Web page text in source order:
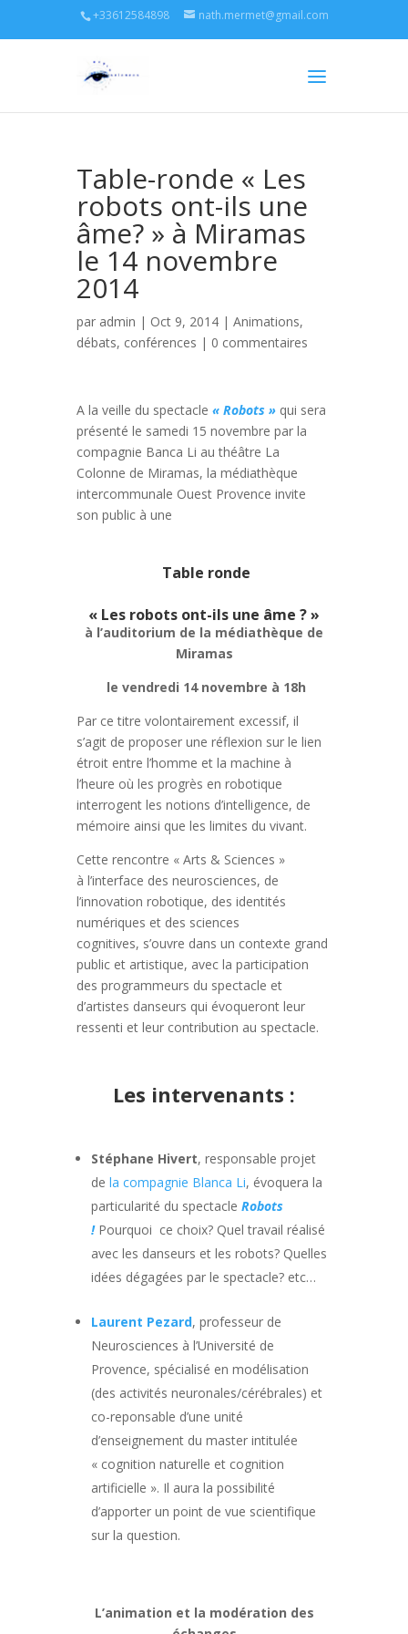
+33612584898 nath.mermet@gmail.com
Table-ronde « Les
robots ont-ils une
âme? » à Miramas
le 14 novembre
2014
par admin | Oct 9, 2014 | Animations,
débats, conférences | 0 commentaires
A la veille du spectacle « Robots » qui sera
présenté le samedi 15 novembre par la
compagnie Banca Li au théâtre La
Colonne de Miramas, la médiathèque
intercommunale Ouest Provence invite
son public à une
Table ronde
« Les robots ont-ils une âme ? »
à l’auditorium de la médiathèque de
Miramas
le vendredi 14 novembre à 18h
Par ce titre volontairement excessif, il
s’agit de proposer une réflexion sur le lien
étroit entre l’homme et la machine à
l’heure où les progrès en robotique
interrogent les notions d’intelligence, de
mémoire ainsi que les limites du vivant.
Cette rencontre « Arts & Sciences »
à l’interface des neurosciences, de
l’innovation robotique, des identités
numériques et des sciences
cognitives, s’ouvre dans un contexte grand
public et artistique, avec la participation
des programmeurs du spectacle et
d’artistes danseurs qui évoqueront leur
ressenti et leur contribution au spectacle.
Les intervenants :
Stéphane Hivert, responsable projet
de la compagnie Blanca Li, évoquera la
particularité du spectacle Robots
!Pourquoi ce choix? Quel travail réalisé
avec les danseurs et les robots? Quelles
idées dégagées par le spectacle? etc…
Laurent Pezard, professeur de
Neurosciences à l’Université de
Provence, spécialisé en modélisation
(des activités neuronales/cérébrales) et
co-reponsable d’une unité
d’enseignement du master intitulée
« cognition naturelle et cognition
artificielle ». Il aura la possibilité
d’apporter un point de vue scientifique
sur la question.
L’animation et la modération des